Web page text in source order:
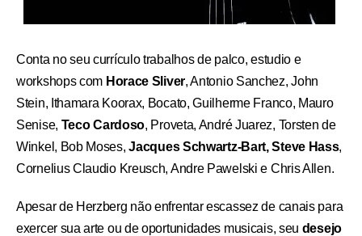
Conta no seu currículo trabalhos de palco, estudio e
workshops com Horace Sliver, Antonio Sanchez, John
Stein, Ithamara Koorax, Bocato, Guilherme Franco, Mauro
Senise, Teco Cardoso, Proveta, André Juarez, Torsten de
Winkel, Bob Moses,Jacques Schwartz-Bart, Steve Hass,
Cornelius Claudio Kreusch, Andre Pawelski e Chris Allen.
Apesar de Herzberg não enfrentar escassez de canais para
exercer sua arte ou de oportunidades musicais, seu desejo